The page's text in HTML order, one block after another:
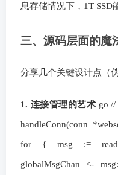
息存储情况下，1T SSD
三、源码层面的魔
分享几个关键设计点（
1. 连接管理的艺术 go
handleConn(conn
for { msg :=
globalMsgChan <-